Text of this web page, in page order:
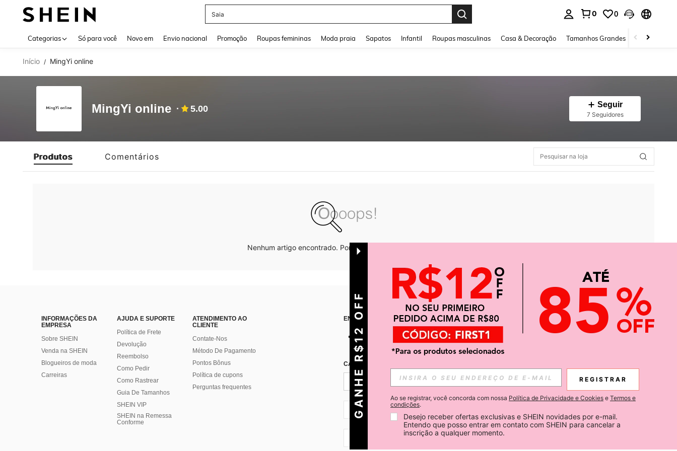
Saia
0 0
Categorias Só para você Novo em Envio nacional Promoção Roupas femininas Moda praia Sapatos Infantil Roupas masculinas Casa & Decoração Tamanhos Grandes Joias e
Início / MingYi online
MingYi online 5.00 Seguir
7 Seguidores
Produtos Comentários
Nenhum artigo encontrado. Por favor tente outras opções.
INFORMAÇÕES DA
EMPRESA
Sobre SHEIN
Venda na SHEIN
Blogueiros de moda
Carreiras
AJUDA E SUPORTE
Política de Frete
Devolução
Reembolso
Como Pedir
Como Rastrear
Guia De Tamanhos
SHEIN VIP
SHEIN na Remessa
Conforme
ATENDIMENTO AO
CLIENTE
Contate-Nos
Método De Pagamento
Pontos Bônus
Política de cupons
Perguntas frequentes
ENCONTRE-NOS EM APP
CADASTRE-SE PARA RECEBER NOTÍCIAS SOBRE SHEIN.
Inscreva-se
BR + 55
GANHE R$12 OFF REGISTRAR
Ao se registrar, você concorda com nossa Política de Privacidade e Cookies e Termos e
condições.
Desejo receber ofertas exclusivas e SHEIN novidades por e-mail.
Entendo que posso entrar em contato com SHEIN para cancelar a
inscrição a qualquer momento.